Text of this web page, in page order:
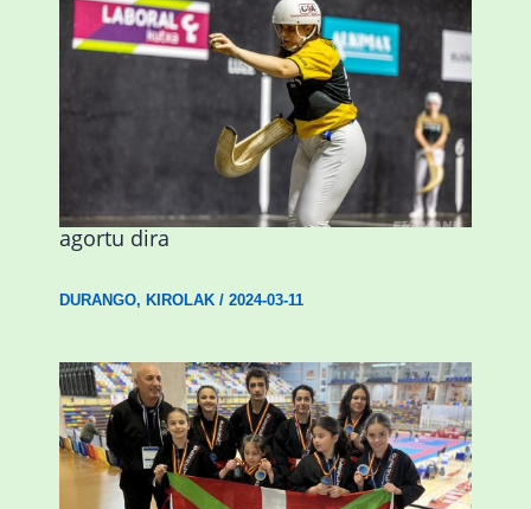
Astelehenean Durangon jokatuko den
emakumezkoen zesta finaleko sarrerak
agortu dira
DURANGO, KIROLAK/ 2024-03-11